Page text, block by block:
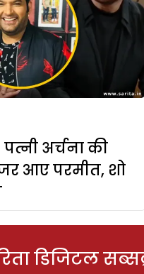
अर्चना की
आए परमीत, शो
डिजिटल